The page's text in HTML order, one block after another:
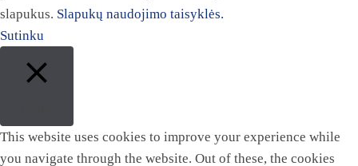
slapukus. Slapukų naudojimo taisyklės.
Sutinku
This website uses cookies to improve your experience while
you navigate through the website. Out of these, the cookies